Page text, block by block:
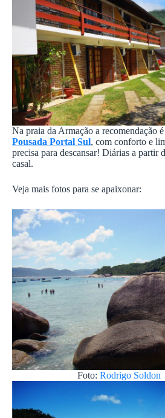
Na praia da Armação a recomendação
Pousada Portal Sul, com conforto e
precisa para descansar! Diárias a partir
casal.
Veja mais fotos para se apaixonar:
Foto:Rodrigo Soldon